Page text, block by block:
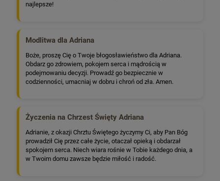
najlepsze!
Modlitwa dla Adriana
Boże, proszę Cię o Twoje błogosławieństwo dla Adriana.
Obdarz go zdrowiem, pokojem serca i mądrością w
podejmowaniu decyzji. Prowadź go bezpiecznie w
codzienności, umacniaj w dobru i chroń od zła. Amen.
Życzenia na Chrzest Święty Adriana
Adrianie, z okazji Chrztu Świętego życzymy Ci, aby Pan Bóg
prowadził Cię przez całe życie, otaczał opieką i obdarzał
spokojem serca. Niech wiara rośnie w Tobie każdego dnia, a
w Twoim domu zawsze będzie miłość i radość.